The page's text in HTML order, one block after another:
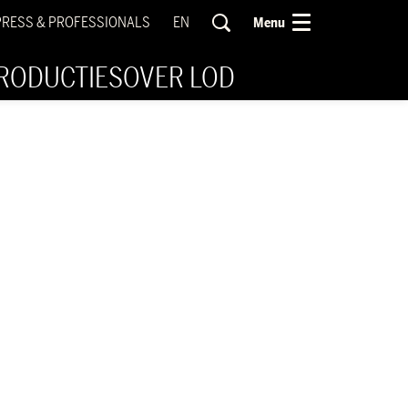
& PROFESSIONALS EN
OVER LOD
Menu